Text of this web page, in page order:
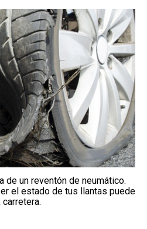
de un reventón de neumático.
el estado de tus llantas puede